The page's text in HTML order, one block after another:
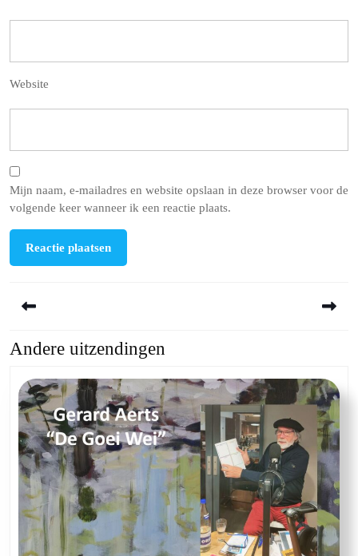
Website
Mijn naam, e-mailadres en website opslaan in deze browser voor de
volgende keer wanneer ik een reactie plaats.
Previous
Andere uitzendingen